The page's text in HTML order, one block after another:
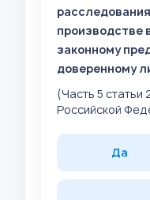
производстве
законному
доверенному
(Часть 5 статьи
Российской
Да